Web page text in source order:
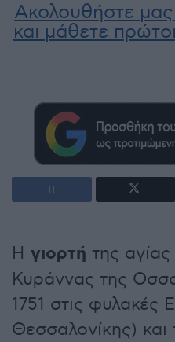
Ακολουθήστε
και μάθετε
Η γιορτή της
Κυράννας της
1751 στις φυλακές
Θεσσαλονίκης) και